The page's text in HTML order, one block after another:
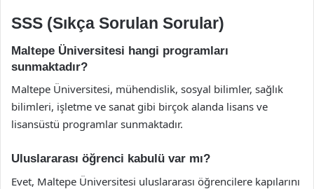
SSS (Sıkça Sorulan Sorular)
Maltepe Üniversitesi hangi programları
sunmaktadır?
Maltepe Üniversitesi, mühendislik, sosyal bilimler, sağlık
bilimleri, işletme ve sanat gibi birçok alanda lisans ve
lisansüstü programlar sunmaktadır.
Uluslararası öğrenci kabulü var mı?
Evet, Maltepe Üniversitesi uluslararası öğrencilere kapılarını